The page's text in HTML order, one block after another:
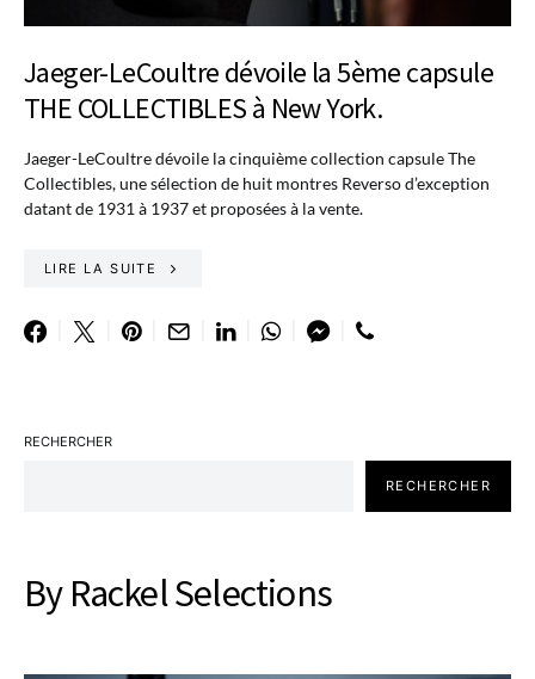
Jaeger-LeCoultre dévoile la 5ème capsule
THE COLLECTIBLES à New York.
Jaeger-LeCoultre dévoile la cinquième collection capsule The
Collectibles, une sélection de huit montres Reverso d’exception
datant de 1931 à 1937 et proposées à la vente.
LIRE LA SUITE
RECHERCHER
RECHERCHER
By Rackel Selections